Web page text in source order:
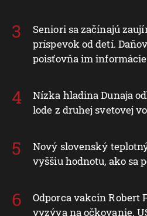
Seniori sa začínajú
príspevok od detí.
poisťovňa im
Nízka hladina Dunaja
lode z druhej svetovej
Nový slovenský
vyššiu hodnotu, ako sa
Odporca vakcín Robert
vyzýva na očkovanie.